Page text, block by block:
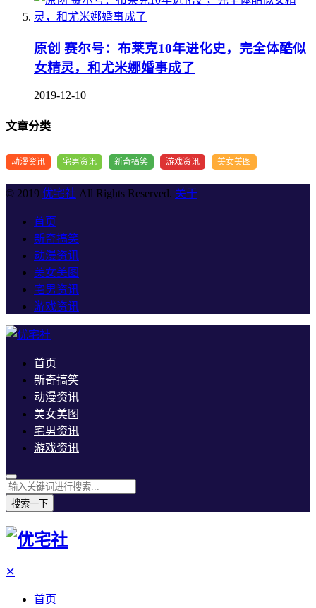
原创 赛尔号：布莱克10年进化史，完全体酷似
女精灵，和尤米娜婚事成了
2019-12-10
文章分类
动漫资讯 宅男资讯 新奇搞笑 游戏资讯 美女美图
© 2019 优宅社 All Rights Reserved. 关于
首页
新奇搞笑
动漫资讯
美女美图
宅男资讯
游戏资讯
首页
新奇搞笑
动漫资讯
美女美图
宅男资讯
游戏资讯
搜索一下
✕
首页